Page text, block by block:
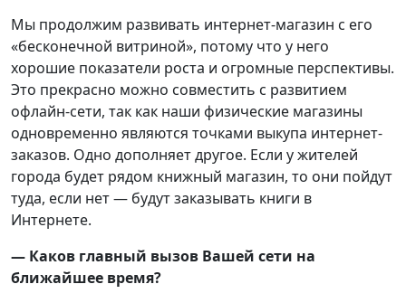
Мы продолжим развивать интернет-магазин с его
«бесконечной витриной», потому что у него
хорошие показатели роста и огромные перспективы.
Это прекрасно можно совместить с развитием
офлайн-сети, так как наши физические магазины
одновременно являются точками выкупа интернет-
заказов. Одно дополняет другое. Если у жителей
города будет рядом книжный магазин, то они пойдут
туда, если нет — будут заказывать книги в
Интернете.
— Каков главный вызов Вашей сети на
ближайшее время?